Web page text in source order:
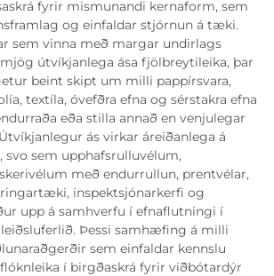
fyrir mismunandi kernaform, sem
og einfaldar stjórnun á tæki.
sem vinna með margar undirlags
útvíkjanlega ása fjölbreytileika, þar
beint skipt um milli pappírsvara,
textíla, óvefðra efna og sérstakra efna
eða stilla annað en venjulegar
ás virkar áreiðanlega á
sem upphafsrulluvélum,
með endurrullun, prentvélar,
inspektsjónarkerfi og
upp á samhverfu í efnaflutningi í
Þessi samhæfing á milli
sem einfaldar kennslu
í birgðaskrá fyrir viðbótardýr